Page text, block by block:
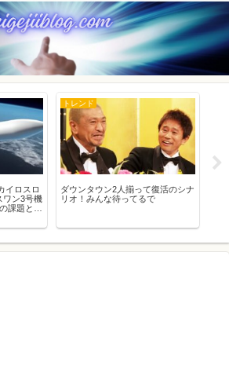
イロスロ
ワン3号機
課題とス
トレンド
ダウンタウン2人揃って復活のシナ
リオ！みんな待ってるで